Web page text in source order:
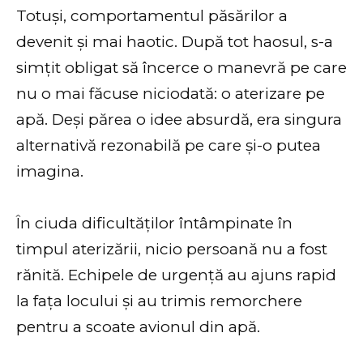
Totuși, comportamentul păsărilor a
devenit și mai haotic. După tot haosul, s-a
simțit obligat să încerce o manevră pe care
nu o mai făcuse niciodată: o aterizare pe
apă. Deși părea o idee absurdă, era singura
alternativă rezonabilă pe care și-o putea
imagina.
În ciuda dificultăților întâmpinate în
timpul aterizării, nicio persoană nu a fost
rănită. Echipele de urgență au ajuns rapid
la fața locului și au trimis remorchere
pentru a scoate avionul din apă.